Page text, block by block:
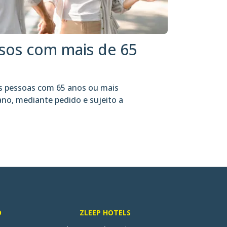
com mais de 65
pessoas com 65 anos ou mais
mediante pedido e sujeito a
ZLEEP HOTELS